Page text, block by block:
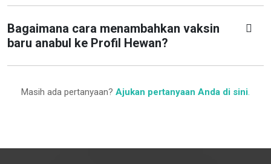
Bagaimana cara menambahkan vaksin
baru anabul ke Profil Hewan?
Masih ada pertanyaan? Ajukan pertanyaan Anda di sini.